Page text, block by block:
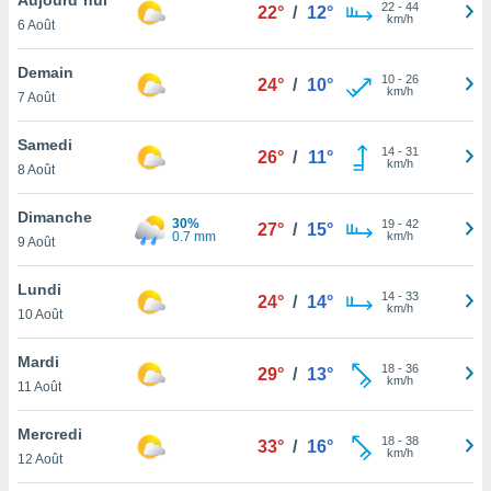
et
»,
au
vous
qu'ils
ou
le
ainsi
un
la
du
6 Août
22° / 12° 22- 44
km/h
Demain
7 Août
24° / 10° 10- 26
km/h
Samedi
8 Août
26° / 11° 14- 31
km/h
Dimanche
9 Août
30%
0.7 mm
27° / 15° 19- 42
km/h
Lundi
10 Août
24° / 14° 14- 33
km/h
Mardi
11 Août
29° / 13° 18- 36
km/h
Mercredi
12 Août
33° / 16° 18- 38
km/h